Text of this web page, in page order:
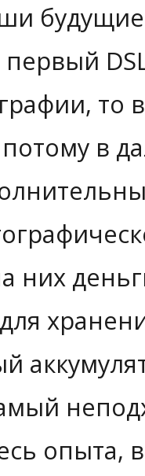
то
в
них
опыта,